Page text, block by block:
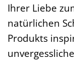
Ihrer Liebe
natürlichen
Produkts